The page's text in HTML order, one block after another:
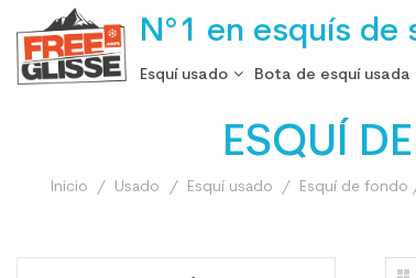
N°1 en esquís de
Esquí usado Bota de esquí usada
ESQUÍ
Inicio Usado Esquí usado Esquí de fondo